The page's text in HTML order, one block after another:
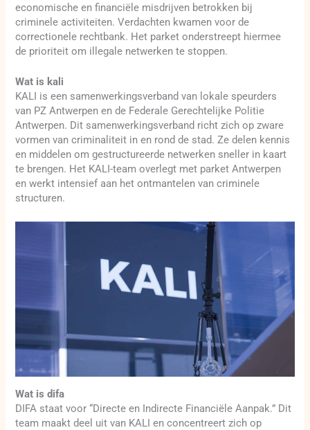
economische en financiële misdrijven betrokken bij
criminele activiteiten. Verdachten kwamen voor de
correctionele rechtbank. Het parket onderstreept hiermee
de prioriteit om illegale netwerken te stoppen.
Wat is kali
KALI is een samenwerkingsverband van lokale speurders
van PZ Antwerpen en de Federale Gerechtelijke Politie
Antwerpen. Dit samenwerkingsverband richt zich op zware
vormen van criminaliteit in en rond de stad. Ze delen kennis
en middelen om gestructureerde netwerken sneller in kaart
te brengen. Het KALI-team overlegt met parket Antwerpen
en werkt intensief aan het ontmantelen van criminele
structuren.
Wat is difa
DIFA staat voor “Directe en Indirecte Financiële Aanpak.” Dit
team maakt deel uit van KALI en concentreert zich op